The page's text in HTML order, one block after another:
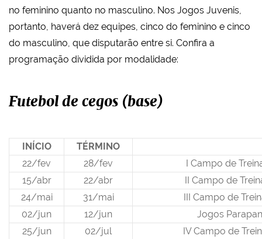
no feminino quanto no masculino. Nos Jogos Juvenis,
portanto, haverá dez equipes, cinco do feminino e cinco
do masculino, que disputarão entre si. Confira a
programação dividida por modalidade:
Futebol de cegos (base)
INÍCIO
TÉRMINO
22/fev
28/fev
I Campo de
15/abr
22/abr
II Campo de
24/mai
31/mai
III Campo de
02/jun
12/jun
Jogos
25/jun
02/jul
IV Campo de